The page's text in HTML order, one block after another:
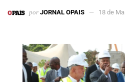
por JORNAL OPAIS 18 de